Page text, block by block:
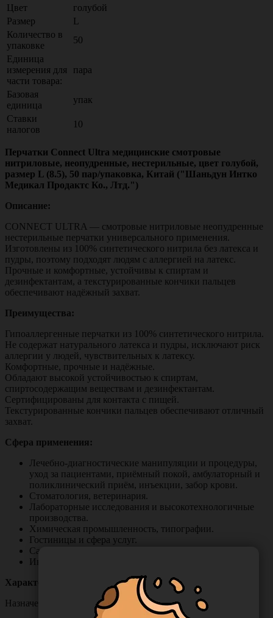
Цвет
голубой
Размер
L
Количество в
упаковке
50
Единица
измерения для
части товара:
пара
Базовая
единица
упак
Ставки
налогов
10
Перчатки Connect Ultra медицинские смотровые
нитриловые, неопудренные, нестерильные, цвет голубой,
размер L (8.5), 50 пар/упаковка, Китай ("Шаньдун Интко
Медикал Продактс Ко., Лтд.")
Описание:
CONNECT ULTRA — смотровые нитриловые неопудренные
нестерильные перчатки универсального применения.
Изготовлены из 100% синтетического нитрила без латекса и
пудры, поэтому подходят людям с аллергией на латекс.
Прочные и комфортные, устойчивы к спиртам и
дезинфектантам, а текстурированные кончики пальцев
обеспечивают надёжный захват.
Преимущества:
Гипоаллергенные перчатки из 100% синтетического нитрила.
Не содержат натурального латекса и пудры, исключают риск
аллергии у людей, чувствительных к латексу.
Комфортные, прочные и надёжные.
Обладают высокой устойчивостью к спиртам,
спиртосодержащим веществам и дезинфектантам.
Сертифицированы для контакта с пищей.
Текстурированные кончики пальцев обеспечивают отличный
захват.
Сфера применения:
Лечебно-диагностические манипуляции и процедуры,
уход за пациентами, приёмный покой, амбулаторный и
поликлинический приём, инъекции, забор крови.
Стоматология, ветеринария.
Лабораторные исследования и высокотехнологичные
производства.
Химическая промышленность, типографии.
Гостиницы и сфера услуг.
Садовые работы.
Индустрия красоты, косметология, тату-салоны.
Характеристики:
Назначение: смотровые